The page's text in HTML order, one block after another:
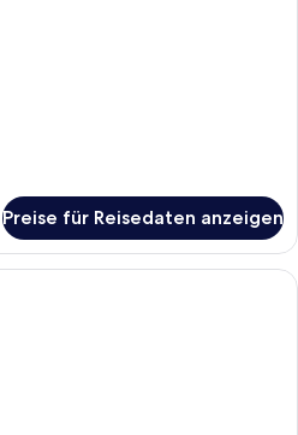
Preise für Reisedaten anzeigen
Ein Hotelzimmer mit zwei Betten,